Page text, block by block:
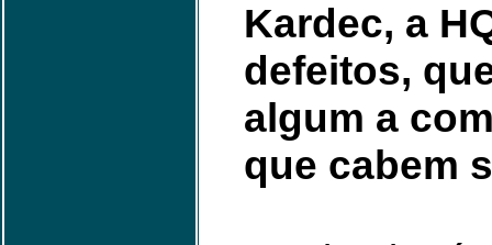
Kardec, a
defeitos,
algum a
que cabem